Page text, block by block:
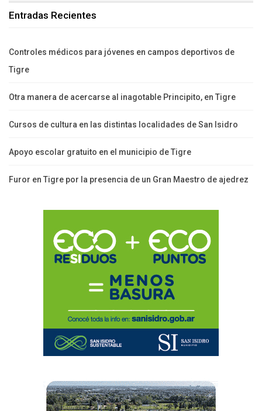
Entradas Recientes
Controles médicos para jóvenes en campos deportivos de
Tigre
Otra manera de acercarse al inagotable Principito, en Tigre
Cursos de cultura en las distintas localidades de San Isidro
Apoyo escolar gratuito en el municipio de Tigre
Furor en Tigre por la presencia de un Gran Maestro de ajedrez